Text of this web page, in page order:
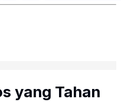
yang Tahan